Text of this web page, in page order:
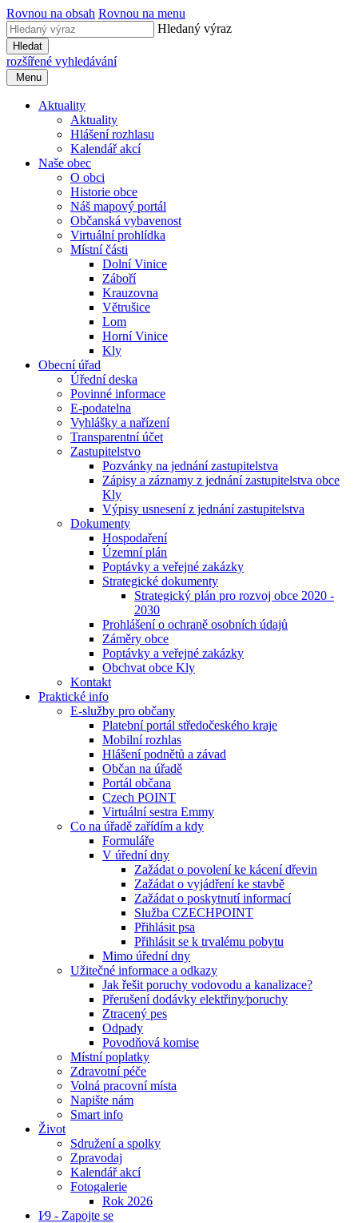
Rovnou na obsah Rovnou na menu
Hledaný výraz
Hledat
rozšířené vyhledávání
Menu
Aktuality
Aktuality
Hlášení rozhlasu
Kalendář akcí
Naše obec
O obci
Historie obce
Náš mapový portál
Občanská vybavenost
Virtuální prohlídka
Místní části
Dolní Vinice
Záboří
Krauzovna
Větrušice
Lom
Horní Vinice
Kly
Obecní úřad
Úřední deska
Povinné informace
E-podatelna
Vyhlášky a nařízení
Transparentní účet
Zastupitelstvo
Pozvánky na jednání zastupitelstva
Zápisy a záznamy z jednání zastupitelstva obce
Kly
Výpisy usnesení z jednání zastupitelstva
Dokumenty
Hospodaření
Územní plán
Poptávky a veřejné zakázky
Strategické dokumenty
Strategický plán pro rozvoj obce 2020 -
2030
Prohlášení o ochraně osobních údajů
Záměry obce
Poptávky a veřejné zakázky
Obchvat obce Kly
Kontakt
Praktické info
E-služby pro občany
Platební portál středočeského kraje
Mobilní rozhlas
Hlášení podnětů a závad
Občan na úřadě
Portál občana
Czech POINT
Virtuální sestra Emmy
Co na úřadě zařídím a kdy
Formuláře
V úřední dny
Zažádat o povolení ke kácení dřevin
Zažádat o vyjádření ke stavbě
Zažádat o poskytnutí informací
Služba CZECHPOINT
Přihlásit psa
Přihlásit se k trvalému pobytu
Mimo úřední dny
Užitečné informace a odkazy
Jak řešit poruchy vodovodu a kanalizace?
Přerušení dodávky elektřiny⁄poruchy
Ztracený pes
Odpady
Povodňová komise
Místní poplatky
Zdravotní péče
Volná pracovní místa
Napište nám
Smart info
Život
Sdružení a spolky
Zpravodaj
Kalendář akcí
Fotogalerie
Rok 2026
I⁄9 - Zapojte se